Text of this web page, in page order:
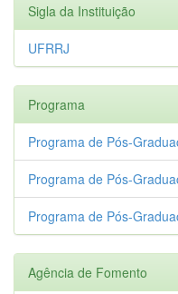
Sigla da Instituição
UFRRJ
Programa
Programa de Pós-
Programa de Pós-
Programa de Pós-
Agência de Fomento